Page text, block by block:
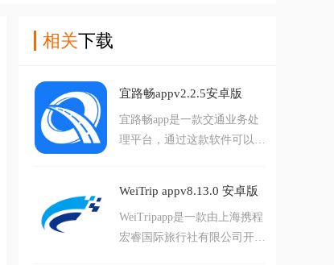
相关下载
宜路畅appv2.2.5安卓版
宜路畅app是一款交通业务处
理平台，通过这款软件可以随
务，现在在手机app上就能处
理了，主要还是通过移动互联
网让用户尽量的少来回跑，具
WeiTrip appv8.13.0 安卓版
WeiTripapp是一款由上海携程
宏睿国际旅行社有限公司开发